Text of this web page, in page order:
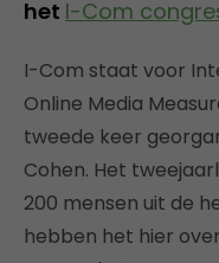
het I-Com
I-Com staat voor
Online Media
tweede keer
Cohen. Het
200 mensen uit de
hebben het hier